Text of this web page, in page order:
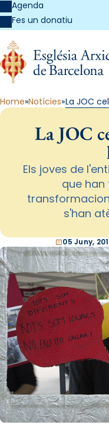
Agenda
Fes un donatiu
Home Notícies La JOC
La JOC
Els joves de
que han
s'han
05 Juny,